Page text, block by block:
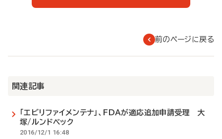
前のページに戻る
関連記事
「エビリファイメンテナ」、FDAが適応追加申請受理 大
塚/ルンドベック
2016/12/1 16:48